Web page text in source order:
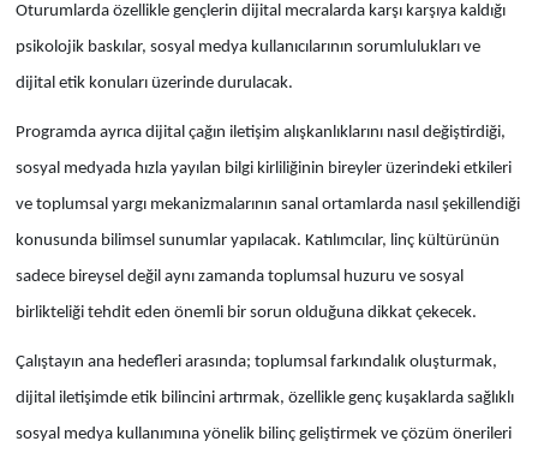
Oturumlarda özellikle gençlerin dijital mecralarda karşı karşıya kaldığı
psikolojik baskılar, sosyal medya kullanıcılarının sorumlulukları ve
dijital etik konuları üzerinde durulacak.
Programda ayrıca dijital çağın iletişim alışkanlıklarını nasıl değiştirdiği,
sosyal medyada hızla yayılan bilgi kirliliğinin bireyler üzerindeki etkileri
ve toplumsal yargı mekanizmalarının sanal ortamlarda nasıl şekillendiği
konusunda bilimsel sunumlar yapılacak. Katılımcılar, linç kültürünün
sadece bireysel değil aynı zamanda toplumsal huzuru ve sosyal
birlikteliği tehdit eden önemli bir sorun olduğuna dikkat çekecek.
Çalıştayın ana hedefleri arasında; toplumsal farkındalık oluşturmak,
dijital iletişimde etik bilincini artırmak, özellikle genç kuşaklarda sağlıklı
sosyal medya kullanımına yönelik bilinç geliştirmek ve çözüm önerileri